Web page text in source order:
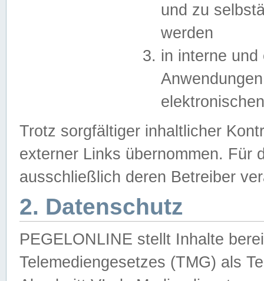
und zu
werden
in interne
Trotz sorgfältiger inhaltlicher
externer Links übernommen. Für
ausschließlich deren Betreiber
2. Datenschutz
PEGELONLINE stellt Inhalte
Telemediengesetzes (TMG) als